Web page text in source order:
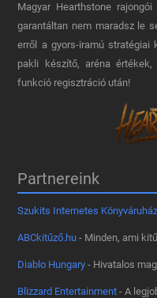
Magyar Hearthstone​
garantáltan nem maradsz le
erről a gyors-iramú stratégiai
pakli készítő, aréna
funkció regisztráció után!
Partnereink
Szukits Internetes Könyváruház
ABCkitűző.hu - Minden, ami
Diablo Hungary - Hivatalos
Blizzard Entertainment - A